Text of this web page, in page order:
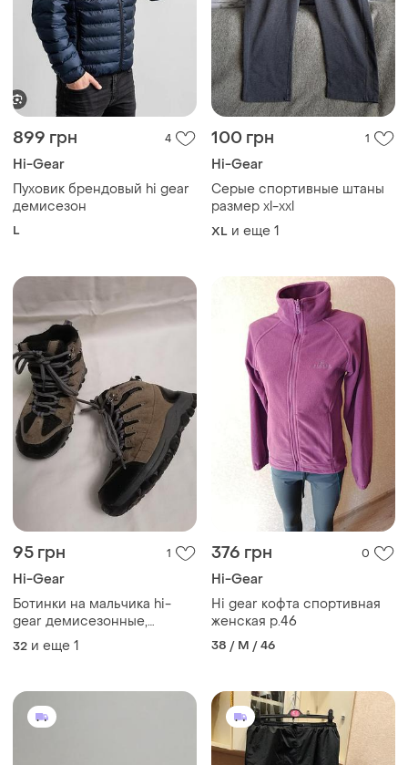
899 грн 4
Hi-Gear
Пуховик брендовый hi gear
демисезон
L
100 грн 1
Hi-Gear
Серые спортивные штаны
размер xl-xxl
XL и еще 1
95 грн 1
Hi-Gear
Ботинки на мальчика hi-
gear демисезонные,
спортивные, треккинговые
32 и еще 1
376 грн 0
Hi-Gear
Hi gear кофта спортивная
женская р.46
38 / M / 46